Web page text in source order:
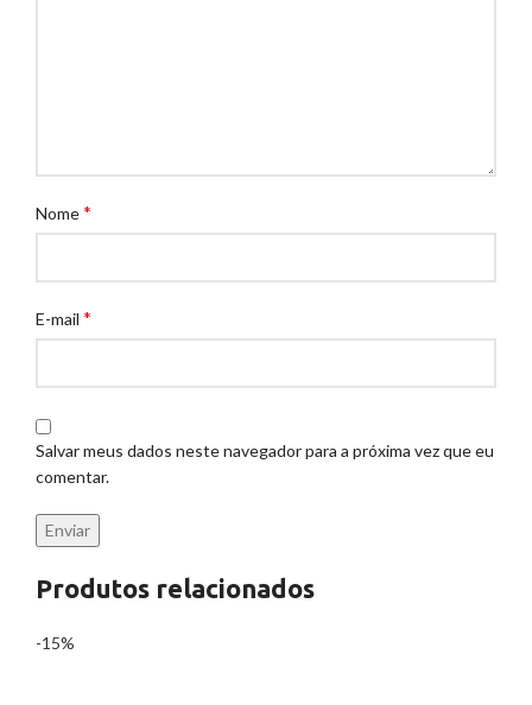
Nome*
E-mail *
Salvar meus dados neste navegador para a próxima vez que eu
comentar.
Produtos relacionados
-15%